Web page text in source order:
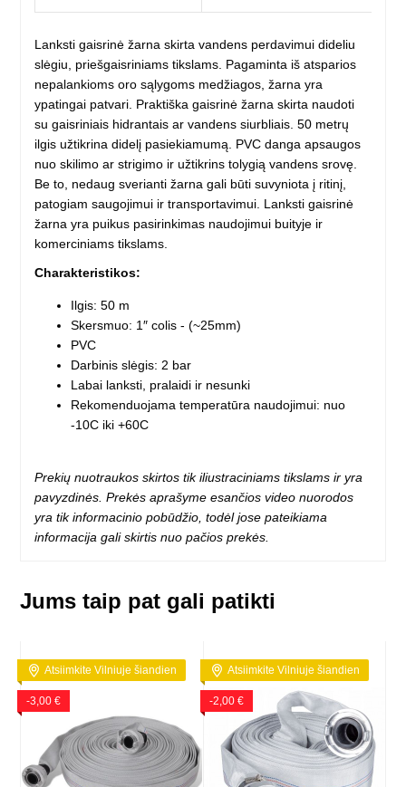
Lanksti gaisrinė žarna skirta vandens perdavimui dideliu
slėgiu, priešgaisriniams tikslams. Pagaminta iš atsparios
nepalankioms oro sąlygoms medžiagos, žarna yra
ypatingai patvari. Praktiška gaisrinė žarna skirta naudoti
su gaisriniais hidrantais ar vandens siurbliais. 50 metrų
ilgis užtikrina didelį pasiekiamumą. PVC danga apsaugos
nuo skilimo ar strigimo ir užtikrins tolygią vandens srovę.
Be to, nedaug sverianti žarna gali būti suvyniota į ritinį,
patogiam saugojimui ir transportavimui. Lanksti gaisrinė
žarna yra puikus pasirinkimas naudojimui buityje ir
komerciniams tikslams.
Charakteristikos:
Ilgis: 50 m
Skersmuo: 1″ colis - (~25mm)
PVC
Darbinis slėgis: 2 bar
Labai lanksti, pralaidi ir nesunki
Rekomenduojama temperatūra naudojimui: nuo
-10C iki +60C
Prekių nuotraukos skirtos tik iliustraciniams tikslams ir yra
pavyzdinės. Prekės aprašyme esančios video nuorodos
yra tik informacinio pobūdžio, todėl jose pateikiama
informacija gali skirtis nuo pačios prekės.
Jums taip pat gali patikti
Atsiimkite Vilniuje šiandien
-3,00 €
Atsiimkite Vilniuje šiandien
-2,00 €